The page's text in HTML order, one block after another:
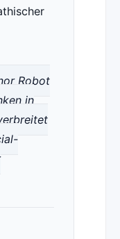
Robot
in